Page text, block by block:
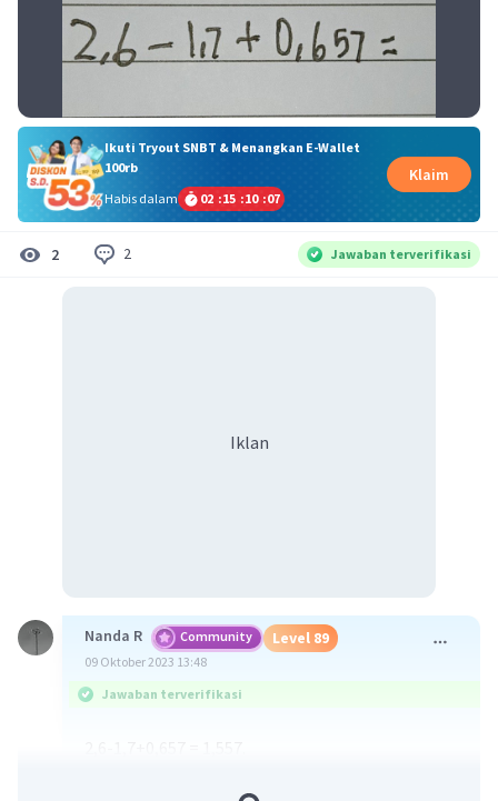
Ikuti Tryout SNBT & Menangkan E-Wallet
100rb
Habis dalam
02 :15 :10 :07
Klaim
2 2 Jawaban terverifikasi
Iklan
Nanda R Community Level 89
09 Oktober 2023 13:48
Jawaban terverifikasi